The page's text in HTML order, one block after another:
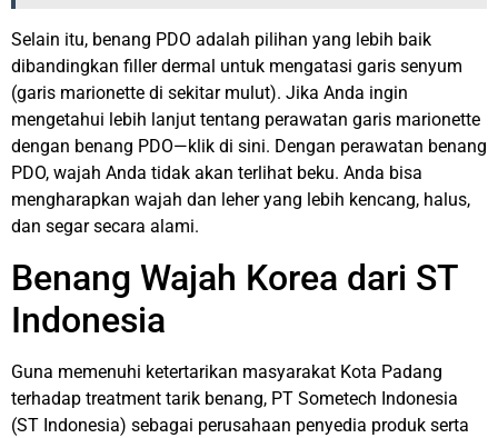
Selain itu, benang PDO adalah pilihan yang lebih baik
dibandingkan filler dermal untuk mengatasi garis senyum
(garis marionette di sekitar mulut). Jika Anda ingin
mengetahui lebih lanjut tentang perawatan garis marionette
dengan benang PDO—klik di sini. Dengan perawatan benang
PDO, wajah Anda tidak akan terlihat beku. Anda bisa
mengharapkan wajah dan leher yang lebih kencang, halus,
dan segar secara alami.
Benang Wajah Korea dari ST
Indonesia
Guna memenuhi ketertarikan masyarakat Kota Padang
terhadap treatment tarik benang, PT Sometech Indonesia
(ST Indonesia) sebagai perusahaan penyedia produk serta